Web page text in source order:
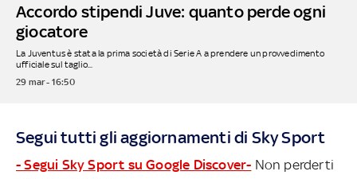
Accordo stipendi Juve: quanto perde ogni
giocatore
La Juventus è stata la prima società di Serie A a prendere un provvedimento
ufficiale sul taglio...
29 mar - 16:50
Segui tutti gli aggiornamenti di Sky Sport
- Segui Sky Sport su Google Discover- Non perderti